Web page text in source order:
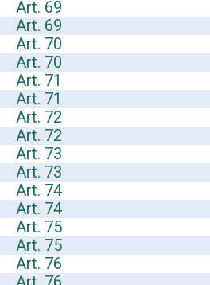
Art. 69
Art. 69
Art. 70
Art. 70
Art. 71
Art. 71
Art. 72
Art. 72
Art. 73
Art. 73
Art. 74
Art. 74
Art. 75
Art. 75
Art. 76